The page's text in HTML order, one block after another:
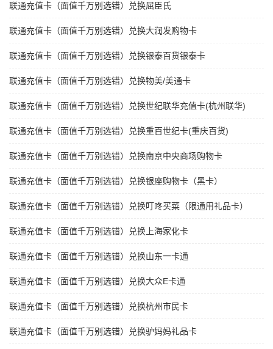
联通充值卡（面值千万别选错）兑换屈臣氏
联通充值卡（面值千万别选错）兑换大润发购物卡
联通充值卡（面值千万别选错）兑换银泰百货银泰卡
联通充值卡（面值千万别选错）兑换物美/美通卡
联通充值卡（面值千万别选错）兑换世纪联华充值卡(杭州联华)
联通充值卡（面值千万别选错）兑换重百世纪卡(重庆百货)
联通充值卡（面值千万别选错）兑换南京中央商场购物卡
联通充值卡（面值千万别选错）兑换银座购物卡（黑卡）
联通充值卡（面值千万别选错）兑换叮咚买菜（限通用礼品卡）
联通充值卡（面值千万别选错）兑换上海家化卡
联通充值卡（面值千万别选错）兑换山东一卡通
联通充值卡（面值千万别选错）兑换大众E卡通
联通充值卡（面值千万别选错）兑换杭州市民卡
联通充值卡（面值千万别选错）兑换驴妈妈礼品卡